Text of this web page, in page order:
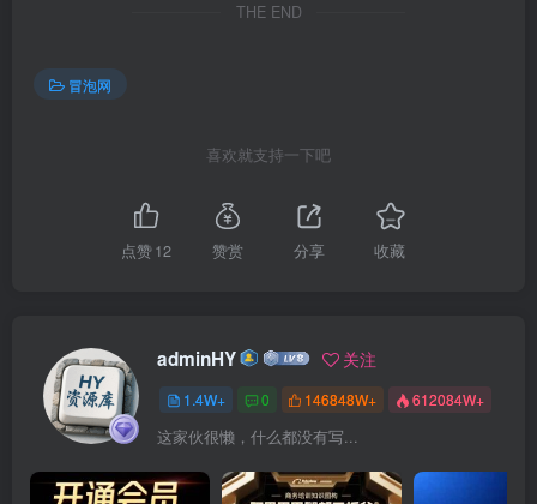
THE END
冒泡网
喜欢就支持一下吧
点赞12 赞赏 分享 收藏
adminHY 关注
1.4W+ 0 146848W+ 612084W+
这家伙很懒，什么都没有写...